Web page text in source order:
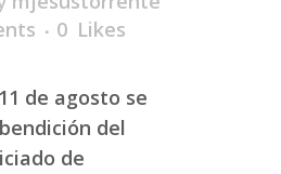
0 Likes
de agosto se
del
de